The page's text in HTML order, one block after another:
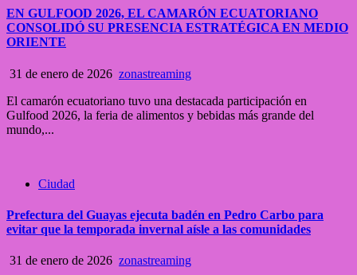
EN GULFOOD 2026, EL CAMARÓN ECUATORIANO
CONSOLIDÓ SU PRESENCIA ESTRATÉGICA EN MEDIO
ORIENTE
31 de enero de 2026 zonastreaming
El camarón ecuatoriano tuvo una destacada participación en
Gulfood 2026, la feria de alimentos y bebidas más grande del
mundo,...
Ciudad
Prefectura del Guayas ejecuta badén en Pedro Carbo para
evitar que la temporada invernal aísle a las comunidades
31 de enero de 2026 zonastreaming